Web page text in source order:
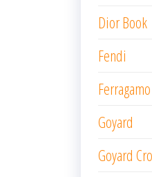
Dior Book
Fendi
Ferragamo
Goyard
Goyard